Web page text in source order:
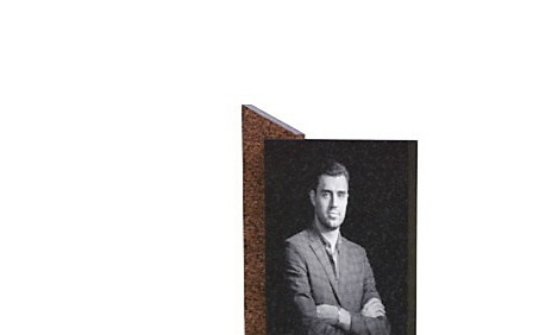
внести предоплату и оплату после изготовления